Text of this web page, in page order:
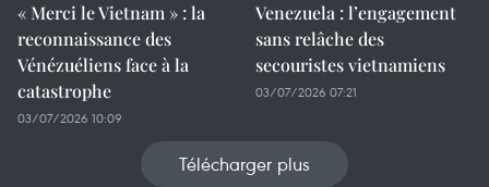
« Merci le Vietnam » : la
reconnaissance des
Vénézuéliens face à la
catastrophe
03/07/2026 10:09
Venezuela : l’engagement
sans relâche des
secouristes vietnamiens
03/07/2026 07:21
Télécharger plus